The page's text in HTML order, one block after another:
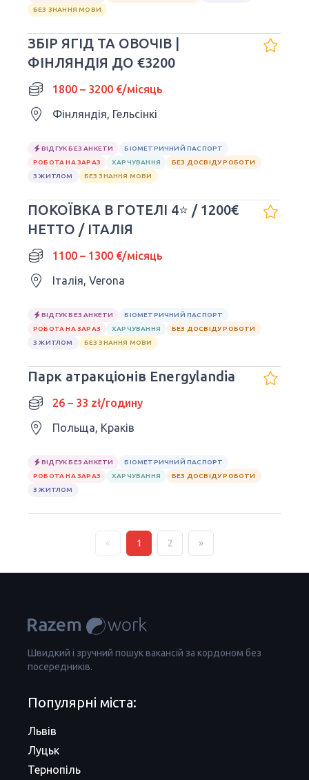
БЕЗ ЗНАННЯ МОВИ
ЗБІР ЯГІД ТА ОВОЧІВ |
ФІНЛЯНДІЯ ДО €3200
1800 – 3200 €/місяць
Фінляндія, Гельсінкі
ВІДГУК БЕЗ АНКЕТИ
БІОМЕТРИЧНИЙ ПАСПОРТ
РОБОТА НА ЗАРАЗ
ХАРЧУВАННЯ
БЕЗ ДОСВІДУ РОБОТИ
З ЖИТЛОМ
БЕЗ ЗНАННЯ МОВИ
ПОКОЇВКА В ГОТЕЛІ 4⭐ / 1200€
НЕТТО / ІТАЛІЯ
1100 – 1300 €/місяць
Італія, Verona
ВІДГУК БЕЗ АНКЕТИ
БІОМЕТРИЧНИЙ ПАСПОРТ
РОБОТА НА ЗАРАЗ
ХАРЧУВАННЯ
БЕЗ ДОСВІДУ РОБОТИ
З ЖИТЛОМ
БЕЗ ЗНАННЯ МОВИ
Парк атракціонів Energylandia
26 – 33 zł/годину
Польща, Краків
ВІДГУК БЕЗ АНКЕТИ
БІОМЕТРИЧНИЙ ПАСПОРТ
РОБОТА НА ЗАРАЗ
ХАРЧУВАННЯ
БЕЗ ДОСВІДУ РОБОТИ
З ЖИТЛОМ
« 1 2 »
Швидкий і зручний пошук вакансій за кордоном без
посередників.
Популярні міста:
Львів
Луцьк
Тернопіль